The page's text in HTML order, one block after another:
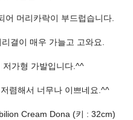
어 머리카락이 부드럽습니다.
결이 매우 가늘고 고와요.
저가형 가발입니다.^^
렴해서 너무나 이쁘네요.^^
Cream Dona (키 : 32cm)